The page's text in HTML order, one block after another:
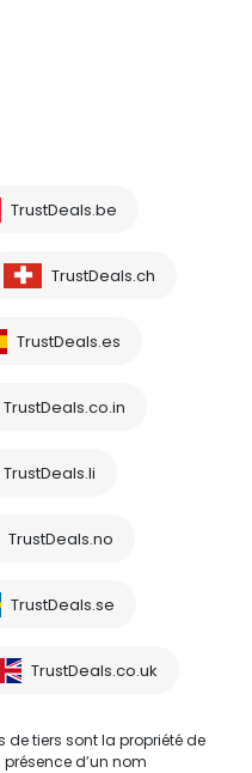
TrustDeals.be
TrustDeals.ch
TrustDeals.es
TrustDeals.co.in
TrustDeals.li
TrustDeals.no
TrustDeals.se
TrustDeals.co.uk
tiers sont la propriété de
d’un nom